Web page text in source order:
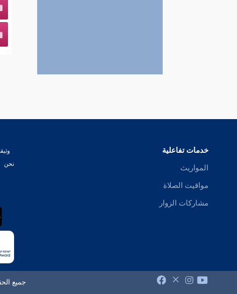
خدمات تفاعلية
المواريث
مواقيت الصلاة
مشاركات الزوار
نحن
جميع الحقوق